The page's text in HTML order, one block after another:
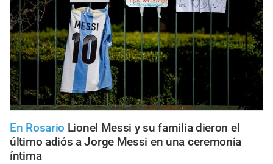
En Rosario Lionel Messi y su familia dieron el
último adiós a Jorge Messi en una ceremonia
íntima